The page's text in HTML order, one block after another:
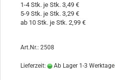
1-4 Stk. je Stk. 3,49 €
5-9 Stk. je Stk. 3,29 €
ab 10 Stk. je Stk. 2,99 €
Art.Nr.: 2508
Lieferzeit: Ab Lager 1-3 Werktage